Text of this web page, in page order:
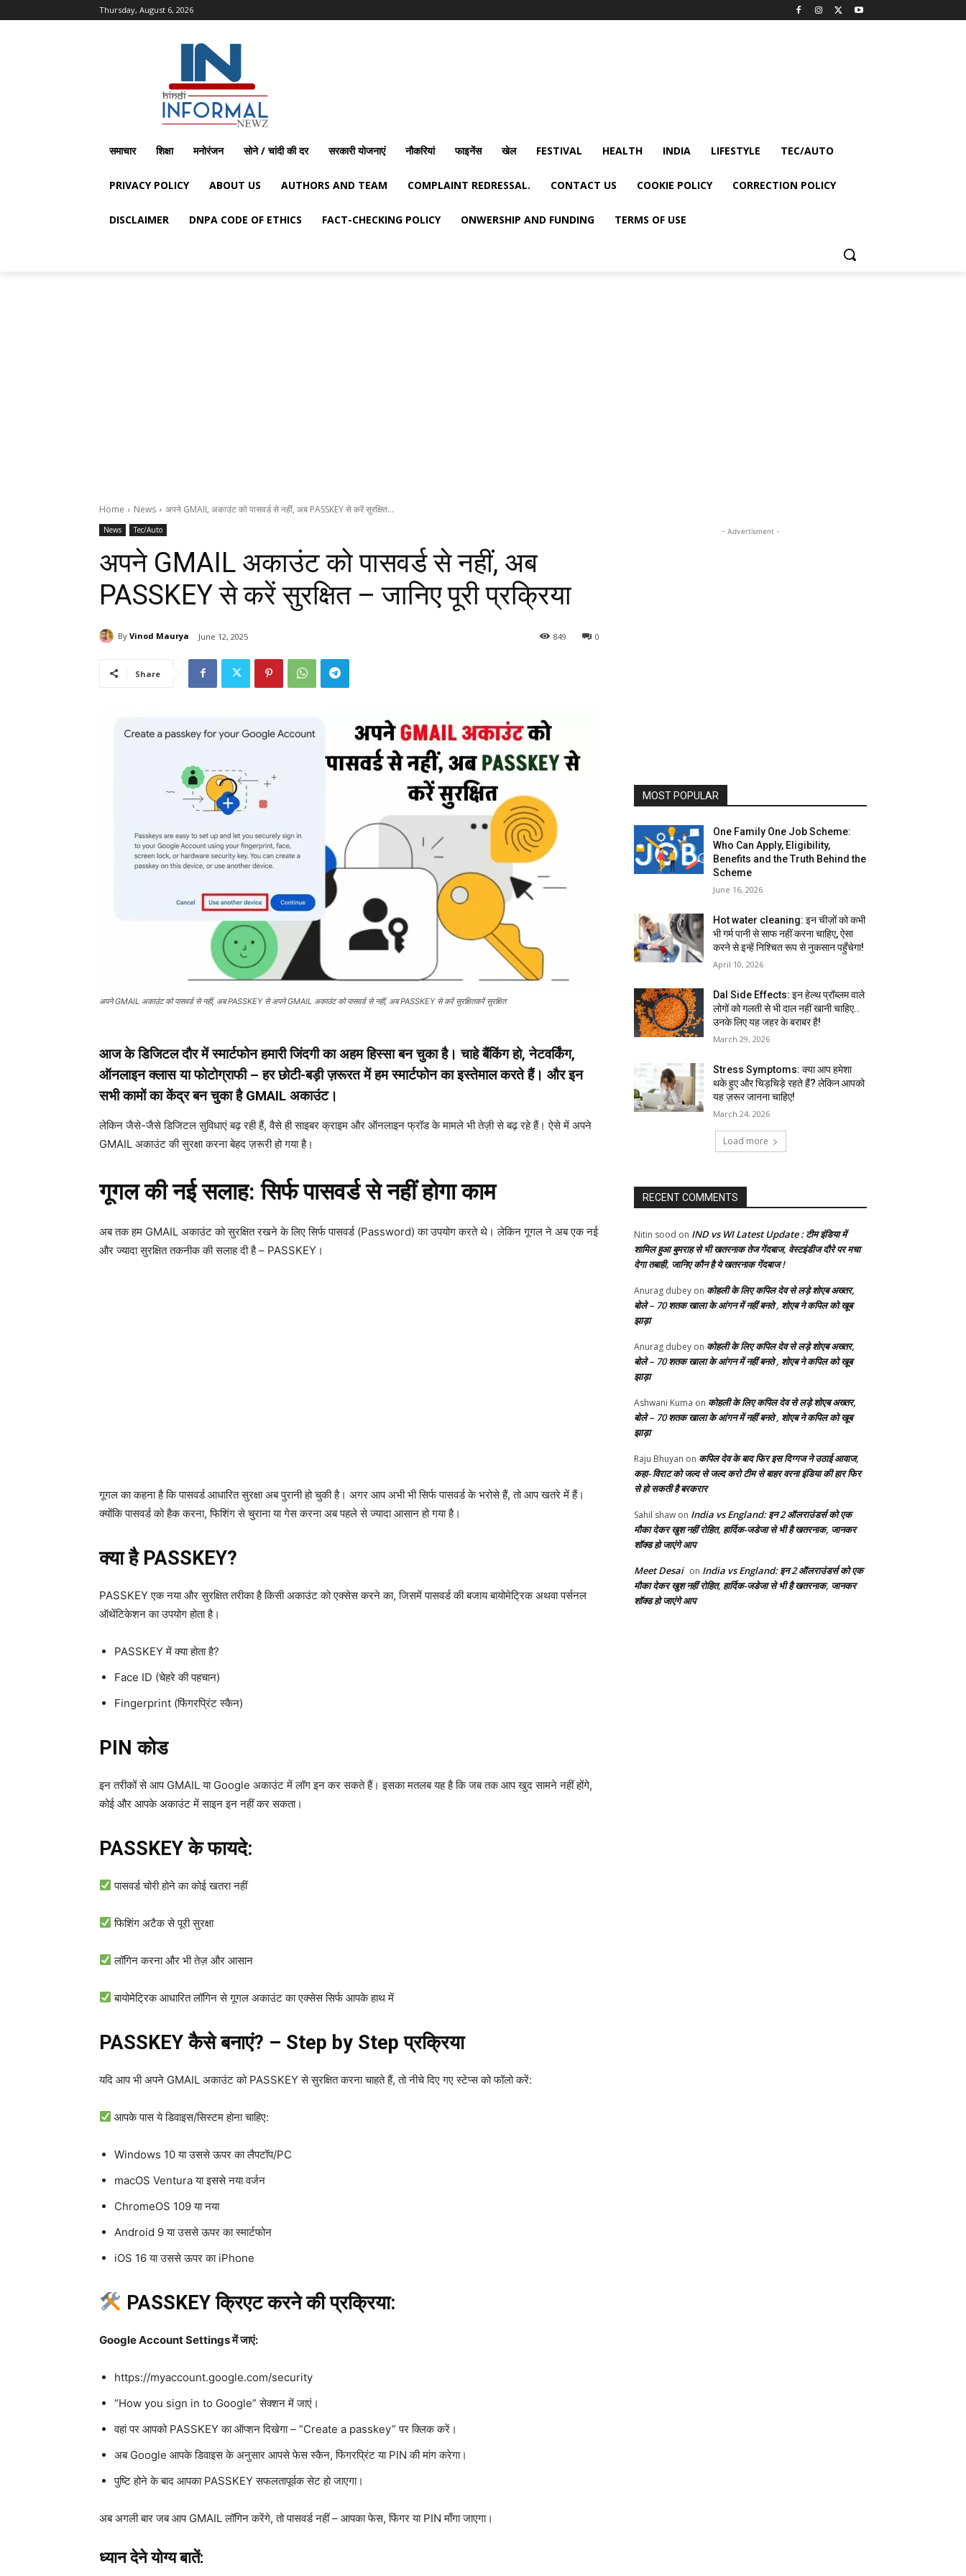
Thursday, August 6, 2026
समाचार शिक्षा मनोरंजन सोने / चांदी की दर सरकारी योजनाएं नौकरियां फाइनेंस खेल FESTIVAL HEALTH INDIA LIFESTYLE TEC/AUTO
PRIVACY POLICY ABOUT US AUTHORS AND TEAM COMPLAINT REDRESSAL. CONTACT US COOKIE POLICY CORRECTION POLICY
DISCLAIMER DNPA CODE OF ETHICS FACT-CHECKING POLICY ONWERSHIP AND FUNDING TERMS OF USE
Home News अपने GMAIL अकाउंट को पासवर्ड से नहीं, अब PASSKEY से करें सुरक्षित...
News Tec/Auto
अपने GMAIL अकाउंट को पासवर्ड से नहीं, अब
PASSKEY से करें सुरक्षित – जानिए पूरी प्रक्रिया
By Vinod Maurya June 12, 2025 0
849
Share
अपने GMAIL अकाउंट को पासवर्ड से नहीं, अब PASSKEY से अपने GMAIL अकाउंट को पासवर्ड से नहीं, अब PASSKEY से करें सुरक्षितकरें सुरक्षित
आज के डिजिटल दौर में स्मार्टफोन हमारी जिंदगी का अहम हिस्सा बन चुका है। चाहे बैंकिंग हो, नेटवर्किंग,
ऑनलाइन क्लास या फोटोग्राफी – हर छोटी-बड़ी ज़रूरत में हम स्मार्टफोन का इस्तेमाल करते हैं। और इन
सभी कामों का केंद्र बन चुका है GMAIL अकाउंट।
लेकिन जैसे-जैसे डिजिटल सुविधाएं बढ़ रही हैं, वैसे ही साइबर क्राइम और ऑनलाइन फ्रॉड के मामले भी तेज़ी से बढ़ रहे हैं। ऐसे में अपने
GMAIL अकाउंट की सुरक्षा करना बेहद ज़रूरी हो गया है।
गूगल की नई सलाह: सिर्फ पासवर्ड से नहीं होगा काम
अब तक हम GMAIL अकाउंट को सुरक्षित रखने के लिए सिर्फ पासवर्ड (Password) का उपयोग करते थे। लेकिन गूगल ने अब एक नई
और ज्यादा सुरक्षित तकनीक की सलाह दी है – PASSKEY।
गूगल का कहना है कि पासवर्ड आधारित सुरक्षा अब पुरानी हो चुकी है। अगर आप अभी भी सिर्फ पासवर्ड के भरोसे हैं, तो आप खतरे में हैं।
क्योंकि पासवर्ड को हैक करना, फिशिंग से चुराना या गेस करना अब पहले से ज्यादा आसान हो गया है।
क्या है PASSKEY?
PASSKEY एक नया और सुरक्षित तरीका है किसी अकाउंट को एक्सेस करने का, जिसमें पासवर्ड की बजाय बायोमेट्रिक अथवा पर्सनल
ऑथेंटिकेशन का उपयोग होता है।
PASSKEY में क्या होता है?
Face ID (चेहरे की पहचान)
Fingerprint (फिंगरप्रिंट स्कैन)
PIN कोड
इन तरीकों से आप GMAIL या Google अकाउंट में लॉग इन कर सकते हैं। इसका मतलब यह है कि जब तक आप खुद सामने नहीं होंगे,
कोई और आपके अकाउंट में साइन इन नहीं कर सकता।
PASSKEY के फायदे:
पासवर्ड चोरी होने का कोई खतरा नहीं
फिशिंग अटैक से पूरी सुरक्षा
लॉगिन करना और भी तेज़ और आसान
बायोमेट्रिक आधारित लॉगिन से गूगल अकाउंट का एक्सेस सिर्फ आपके हाथ में
PASSKEY कैसे बनाएं? – Step by Step प्रक्रिया
यदि आप भी अपने GMAIL अकाउंट को PASSKEY से सुरक्षित करना चाहते हैं, तो नीचे दिए गए स्टेप्स को फॉलो करें:
आपके पास ये डिवाइस/सिस्टम होना चाहिए:
Windows 10 या उससे ऊपर का लैपटॉप/PC
macOS Ventura या इससे नया वर्जन
ChromeOS 109 या नया
Android 9 या उससे ऊपर का स्मार्टफोन
iOS 16 या उससे ऊपर का iPhone
PASSKEY क्रिएट करने की प्रक्रिया:
Google Account Settings में जाएं:
https://myaccount.google.com/security
“How you sign in to Google” सेक्शन में जाएं।
वहां पर आपको PASSKEY का ऑप्शन दिखेगा – “Create a passkey” पर क्लिक करें।
अब Google आपके डिवाइस के अनुसार आपसे फेस स्कैन, फिंगरप्रिंट या PIN की मांग करेगा।
पुष्टि होने के बाद आपका PASSKEY सफलतापूर्वक सेट हो जाएगा।
अब अगली बार जब आप GMAIL लॉगिन करेंगे, तो पासवर्ड नहीं – आपका फेस, फिंगर या PIN माँगा जाएगा।
ध्यान देने योग्य बातें:
- Advertisment -
MOST POPULAR
One Family One Job Scheme:
Who Can Apply, Eligibility,
Benefits and the Truth Behind the
Scheme
June 16, 2026
Hot water cleaning: इन चीज़ों को कभी
भी गर्म पानी से साफ नहीं करना चाहिए, ऐसा
करने से इन्हें निश्चित रूप से नुकसान पहुँचेगा!
April 10, 2026
Dal Side Effects: इन हेल्थ प्रॉब्लम वाले
लोगों को गलती से भी दाल नहीं खानी चाहिए..
उनके लिए यह जहर के बराबर है!
March 29, 2026
Stress Symptoms: क्या आप हमेशा
थके हुए और चिड़चिड़े रहते हैं? लेकिन आपको
यह ज़रूर जानना चाहिए!
March 24, 2026
Load more
RECENT COMMENTS
Nitin sood on IND vs WI Latest Update : टीम इंडिया में
शामिल हुआ बुमराह से भी खतरनाक तेज गेंदबाज, वेस्टइंडीज दौरे पर मचा
देगा तबाही, जानिए कौन है ये खतरनाक गेंदबाज !
Anurag dubey on कोहली के लिए कपिल देव से लड़े शोएब अख्तर,
बोले – 70 शतक खाला के आंगन में नहीं बनते , शोएब ने कपिल को खूब
झाड़ा
Anurag dubey on कोहली के लिए कपिल देव से लड़े शोएब अख्तर,
बोले – 70 शतक खाला के आंगन में नहीं बनते , शोएब ने कपिल को खूब
झाड़ा
Ashwani Kuma on कोहली के लिए कपिल देव से लड़े शोएब अख्तर,
बोले – 70 शतक खाला के आंगन में नहीं बनते , शोएब ने कपिल को खूब
झाड़ा
Raju Bhuyan on कपिल देव के बाद फिर इस दिग्गज ने उठाई आवाज,
कहा- विराट को जल्द से जल्द करो टीम से बाहर वरना इंडिया की हार फिर
से हो सकती है बरकरार
Sahil shaw on India vs England: इन 2 ऑलराउंडर्स को एक
मौका देकर खुश नहीं रोहित, हार्दिक-जडेजा से भी है खतरनाक, जानकर
शॉक्ड हो जाएंगे आप
Meet Desai on India vs England: इन 2 ऑलराउंडर्स को एक
मौका देकर खुश नहीं रोहित, हार्दिक-जडेजा से भी है खतरनाक, जानकर
शॉक्ड हो जाएंगे आप